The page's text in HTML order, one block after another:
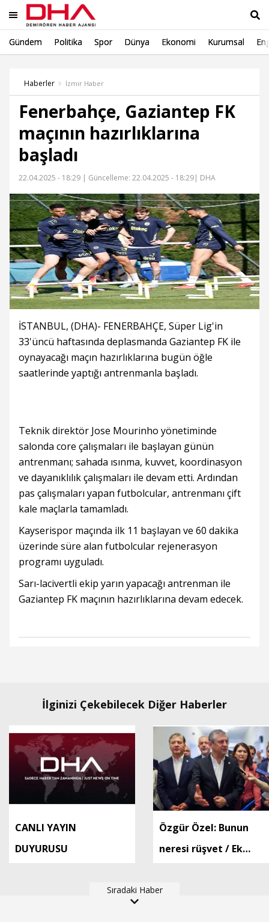
Gündem Politika Spor Dünya Ekonomi Kurumsal
Haberler İzmir Haber
Fenerbahçe, Gaziantep FK
maçının hazırlıklarına
başladı
22.04.2025 - 18:29 | Güncelleme: 22.04.2025 - 18:29| DHA
İSTANBUL, (DHA)- FENERBAHÇE, Süper Lig'in
33'üncü haftasında deplasmanda Gaziantep FK ile
oynayacağı maçın hazırlıklarına bugün öğle
saatlerinde yaptığı antrenmanla başladı.
Teknik direktör Jose Mourinho yönetiminde
salonda core çalışmaları ile başlayan günün
antrenmanı; sahada ısınma, kuvvet, koordinasyon
ve dayanıklılık çalışmaları ile devam etti. Ardından
pas çalışmaları yapan futbolcular, antrenmanı çift
kale maçlarla tamamladı.
Kayserispor maçında ilk 11 başlayan ve 60 dakika
üzerinde süre alan futbolcular rejenerasyon
programı uyguladı.
Sarı-lacivertli ekip yarın yapacağı antrenman ile
Gaziantep FK maçının hazırlıklarına devam edecek.
İlginizi Çekebilecek Diğer Haberler
CANLI YAYIN
DUYURUSU
Özgür Özel: Bunun
neresi rüşvet / Ek
Sıradaki Haber